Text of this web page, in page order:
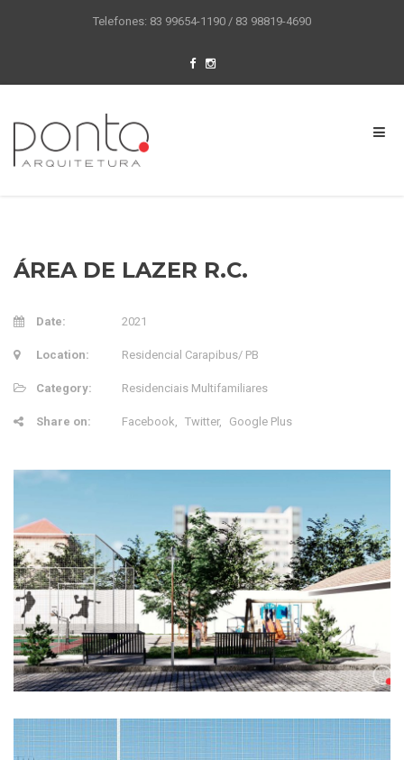
Telefones: 83 99654-1190 / 83 98819-4690
ÁREA DE LAZER R.C.
Date: 2021
Location: Residencial Carapibus/ PB
Category: Residenciais Multifamiliares
Share on: Facebook Twitter Google Plus